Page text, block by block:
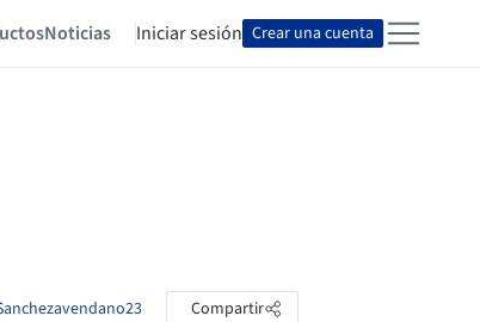
Noticias Iniciar sesión Crear una cuenta
Compartir